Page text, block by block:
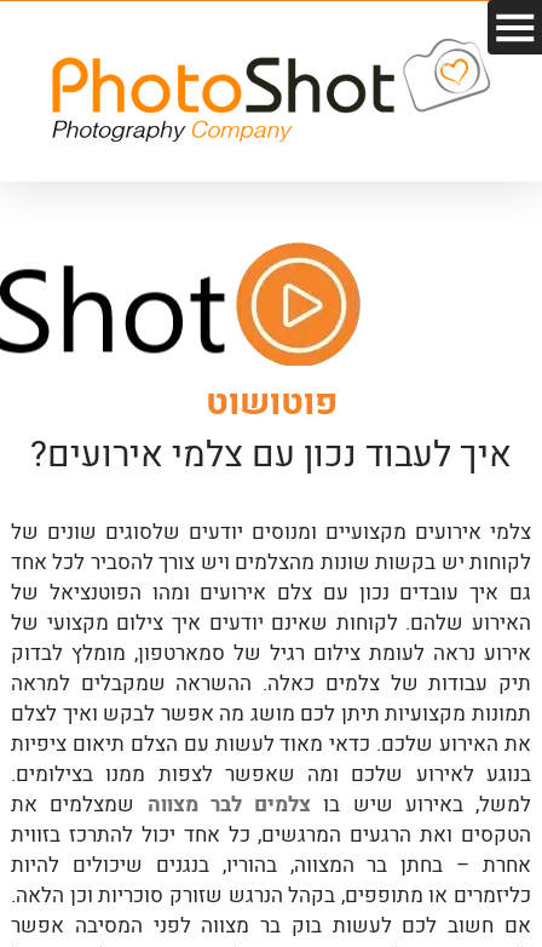
פוטושוט
איך לעבוד נכון עם צלמי אירועים?
צלמי אירועים מקצועיים ומנוסים יודעים שלסוגים שונים של
לקוחות יש בקשות שונות מהצלמים ויש צורך להסביר לכל אחד
גם איך עובדים נכון עם צלם אירועים ומהו הפוטנציאל של
האירוע שלהם. לקוחות שאינם יודעים איך צילום מקצועי של
אירוע נראה לעומת צילום רגיל של סמארטפון, מומלץ לבדוק
תיק עבודות של צלמים כאלה. ההשראה שמקבלים למראה
תמונות מקצועיות תיתן לכם מושג מה אפשר לבקש ואיך לצלם
את האירוע שלכם. כדאי מאוד לעשות עם הצלם תיאום ציפיות
בנוגע לאירוע שלכם ומה שאפשר לצפות ממנו בצילומים.
למשל, באירוע שיש בו צלמים לבר מצווה שמצלמים את
הטקסים ואת הרגעים המרגשים, כל אחד יכול להתרכז בזווית
אחרת – בחתן בר המצווה, בהוריו, בנגנים שיכולים להיות
כליזמרים או מתופפים, בקהל הנרגש שזורק סוכריות וכן הלאה.
אם חשוב לכם לעשות בוק בר מצווה לפני המסיבה אפשר